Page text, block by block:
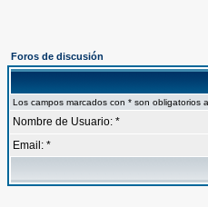
Foros de discusión
Los campos marcados con * son obligatorios
Nombre de Usuario: *
Email: *